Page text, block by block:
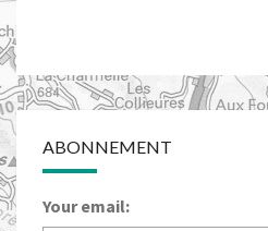
ABONNEMENT
Your email: